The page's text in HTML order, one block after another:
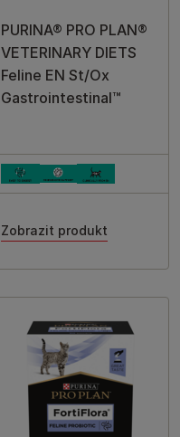
PURINA® PRO PLAN®
VETERINARY DIETS
Feline EN St/Ox
Gastrointestinal™
Zobrazit produkt